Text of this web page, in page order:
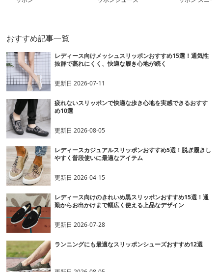
おすすめ記事一覧
レディース向けメッシュスリッポンおすすめ15選！通気性
抜群で蒸れにくく、快適な履き心地が続く
更新日2026-07-11
疲れないスリッポンで快適な歩き心地を実感できるおすす
め10選
更新日2026-08-05
レディースカジュアルスリッポンおすすめ5選！脱ぎ履きし
やすく普段使いに最適なアイテム
更新日2026-04-15
レディース向けのきれいめ黒スリッポンおすすめ15選！通
勤からお出かけまで幅広く使える上品なデザイン
更新日2026-07-28
ランニングにも最適なスリッポンシューズおすすめ12選